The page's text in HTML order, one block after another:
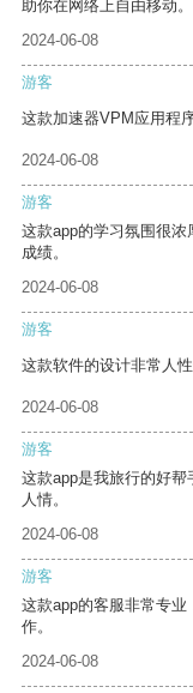
助你在网络上自由移动。
2024-06-08
游客
这款加速器VPM应用程
2024-06-08
游客
这款app的学习氛围很
成绩。
2024-06-08
游客
这款软件的设计非常人
2024-06-08
游客
这款app是我旅行的好
人情。
2024-06-08
游客
这款app的客服非常专
作。
2024-06-08